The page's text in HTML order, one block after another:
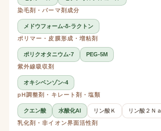
染毛剤・パーマ剤成分
メドウフォーム-δ-ラクトン
ポリマー・皮膜形成・増粘剤
ポリクオタニウム-7
PEG-5M
紫外線吸収剤
オキシベンゾン-4
pH調整剤・キレート剤・塩類
クエン酸 水酸化Al リン酸Ｋ
リン酸２Ｎａ
乳化剤・非イオン界面活性剤